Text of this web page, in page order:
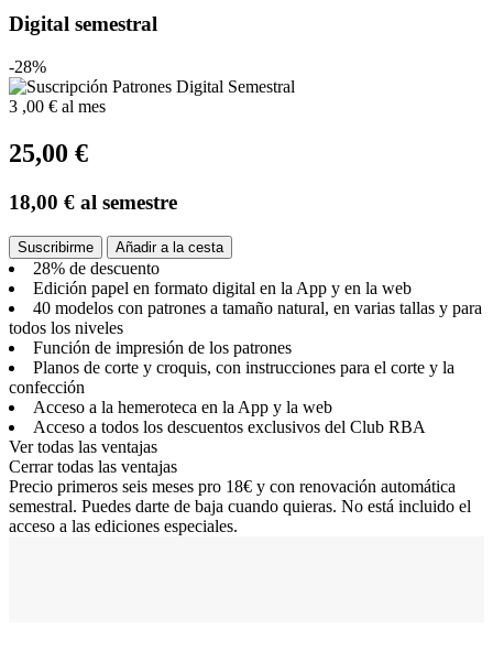
Digital semestral
-28%
3 ,00 € al mes
25,00 €
18,00 € al semestre
Suscribirme Añadir a la cesta
28% de descuento
Edición papel en formato digital en la App y en la web
40 modelos con patrones a tamaño natural, en varias tallas y para
todos los niveles
Función de impresión de los patrones
Planos de corte y croquis, con instrucciones para el corte y la
confección
Acceso a la hemeroteca en la App y la web
Acceso a todos los descuentos exclusivos del Club RBA
Ver todas las ventajas
Cerrar todas las ventajas
Precio primeros seis meses pro 18€ y con renovación automática
semestral. Puedes darte de baja cuando quieras. No está incluido el
acceso a las ediciones especiales.